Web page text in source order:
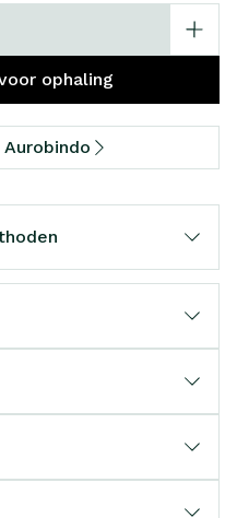
ophaling